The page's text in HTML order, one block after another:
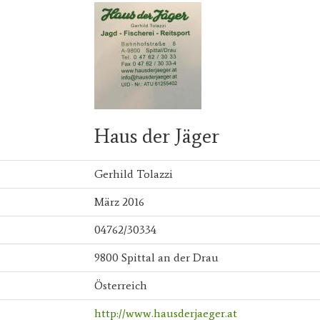
Haus der Jäger
Gerhild Tolazzi
März 2016
04762/30334
9800 Spittal an der Drau
Österreich
http://www.hausderjaeger.at